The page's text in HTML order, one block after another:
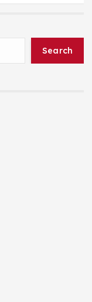
Search